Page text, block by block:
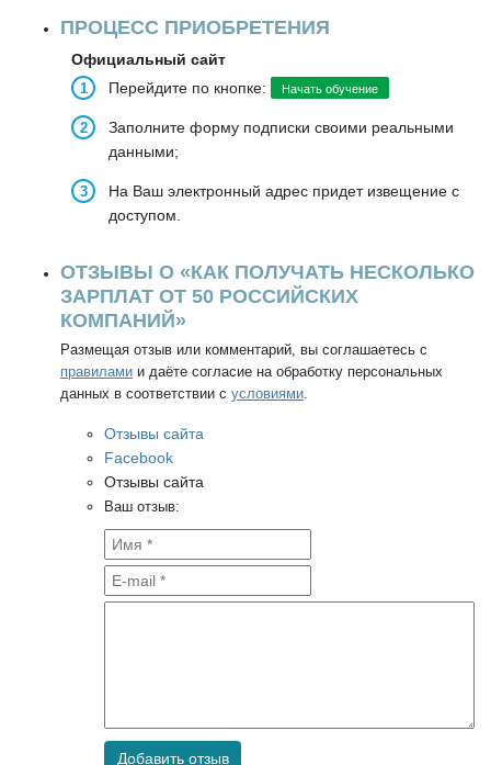
ПРОЦЕСС ПРИОБРЕТЕНИЯ
Официальный сайт
Перейдите по кнопке:
Начать обучение
Заполните форму подписки своими реальными
данными;
На Ваш электронный адрес придет извещение с
доступом.
ОТЗЫВЫ О «КАК ПОЛУЧАТЬ НЕСКОЛЬКО
ЗАРПЛАТ ОТ 50 РОССИЙСКИХ
КОМПАНИЙ»
Размещая отзыв или комментарий, вы соглашаетесь с
правилами и даёте согласие на обработку персональных
данных в соответствии с условиями.
Отзывы сайта
Facebook
Отзывы сайта
Ваш отзыв:
Добавить отзыв